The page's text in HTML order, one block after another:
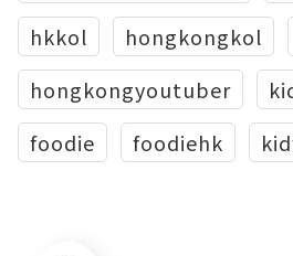
hkkol
hongkongkol
hongkongyoutuber
foodie
foodiehk